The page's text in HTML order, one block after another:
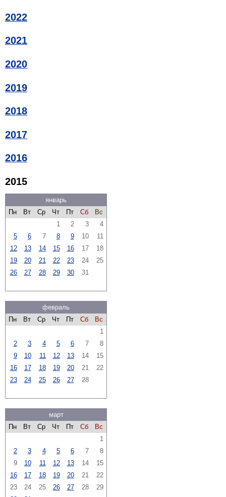
2022
2021
2020
2019
2018
2017
2016
2015
январь
Пн
Вт Ср Чт Пт Сб
Вс
1
2 3
4
5
6 7 8 9 10
11
12
13 14 15 16 17
18
19
20 21 22 23 24
25
26
27 28 29 30 31
февраль
Пн
Вт Ср Чт Пт Сб
Вс
1
2
3 4 5 6 7
8
9
10 11 12 13 14
15
16
17 18 19 20 21
22
23
24 25 26 27 28
март
Пн
Вт Ср Чт Пт Сб
Вс
1
2
3 4 5 6 7
8
9
10 11 12 13 14
15
16
17 18 19 20 21
22
23
24 25 26 27 28
29